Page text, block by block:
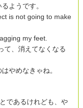
ようです。
is not going to make
my feet.
て、消えてなくなる
やめなきゃね。
であるけれども、や